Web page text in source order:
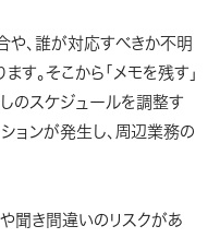
や、誰が対応すべきか不明
す。そこから「メモを残す」
しのスケジュールを調整す
ョンが発生し、周辺業務の
聞き間違いのリスクがあ